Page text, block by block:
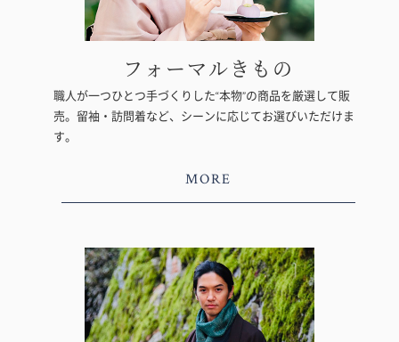
フォーマルきもの
職人が一つひとつ手づくりした“本物”の商品を厳選して販
売。留袖・訪問着など、シーンに応じてお選びいただけま
す。
MORE